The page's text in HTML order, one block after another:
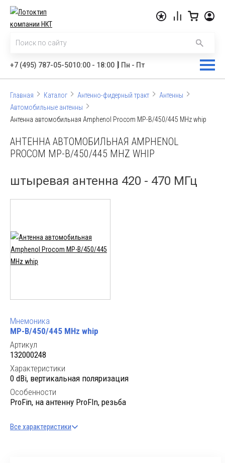
+7 (495) 787-05-5010:00 - 18:00 Пн - Пт
Главная Каталог Антенно-фидерный тракт
Антенны
Автомобильные антенны
Антенна автомобильная Amphenol Procom MP-B/450/445 MHz whip
АНТЕННА АВТОМОБИЛЬНАЯ AMPHENOL
PROCOM MP-B/450/445 MHZ WHIP
штыревая антенна 420 - 470 МГц
Мнемоника
MP-B/450/445 MHz whip
Артикул
132000248
Характеристики
0 dBi, вертикальная поляризация
Особенности
ProFin, на антенну ProFIn, резьба
Все характеристики